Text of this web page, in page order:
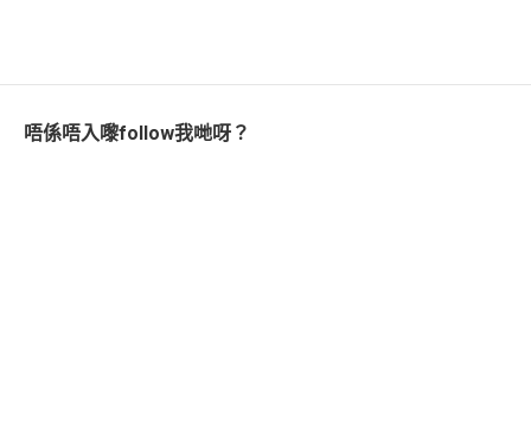
唔係唔入嚟follow我哋呀？